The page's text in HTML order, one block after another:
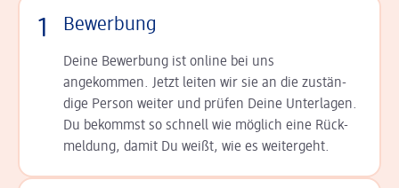
1 Bewerbung
Deine Bewerbung ist online bei uns
angekommen. Jetzt leiten wir sie an die zu­stän­
dige Person weiter und prüfen Deine Unterlagen.
Du bekommst so schnell wie möglich eine Rück­
meldung, damit Du weißt, wie es weitergeht.